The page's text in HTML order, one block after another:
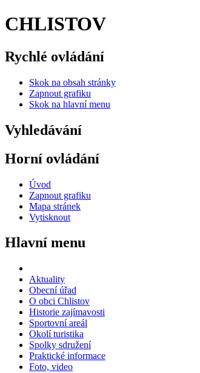
CHLISTOV
Rychlé ovládání
Skok na obsah stránky
Zapnout grafiku
Skok na hlavní menu
Vyhledávání
Horní ovládání
Úvod
Zapnout grafiku
Mapa stránek
Vytisknout
Hlavní menu
Aktuality
Obecní úřad
O obci Chlistov
Historie zajímavosti
Sportovní areál
Okolí turistika
Spolky sdružení
Praktické informace
Foto, video